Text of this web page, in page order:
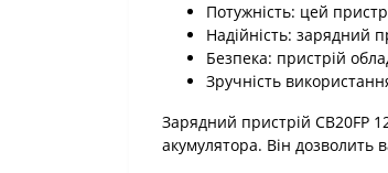
Потужність: цей
Надійність: зарядний
Безпека: пристрій
Зручність
Зарядний пристрій CB20FP
акумулятора. Він дозволить